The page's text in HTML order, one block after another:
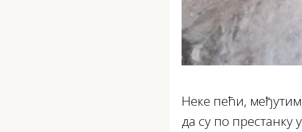
Неке пећи,
да су по